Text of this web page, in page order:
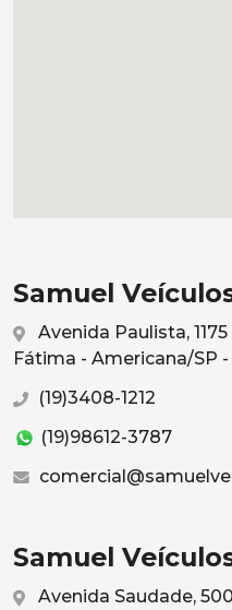
Samuel
Avenida Paulista,
Fátima - Americana/SP -
(19)3408-1212
(19)98612-3787
Samuel
Avenida Saudade,